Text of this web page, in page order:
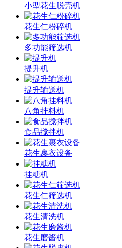
小型花生脱壳机
花生仁粉碎机
多功能筛选机
提升机
提升输送机
八角挂料机
食品搅拌机
花生裹衣设备
挂糖机
花生仁筛选机
花生清洗机
花生磨酱机